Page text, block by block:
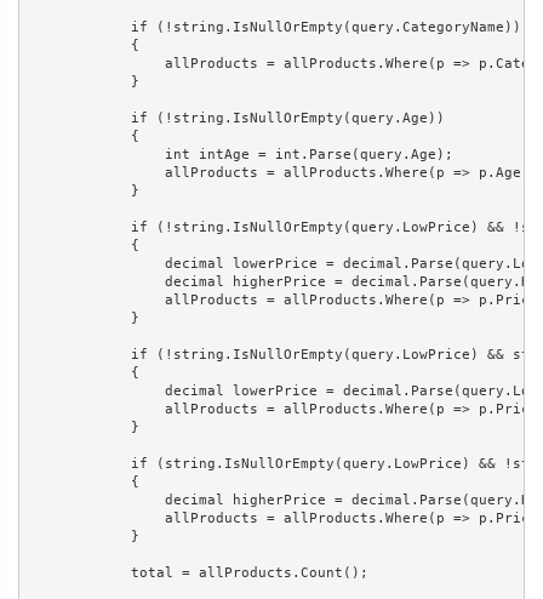
            if (!string.IsNullOrEmpty(query.CategoryName))
            {
allProducts = allProducts.Where(p =>
            }
            if (!string.IsNullOrEmpty(query.Age))
            {
                int intAge = int.Parse(query.Age);
allProducts = allProducts.Where(p => p.Age
            }
if (!string.IsNullOrEmpty(query.LowPrice) &&
            {
decimal lowerPrice =
decimal higherPrice =
allProducts = allProducts.Where(p =>
            }
if (!string.IsNullOrEmpty(query.LowPrice) &&
            {
decimal lowerPrice =
allProducts = allProducts.Where(p =>
            }
if (string.IsNullOrEmpty(query.LowPrice) &&
            {
decimal higherPrice =
allProducts = allProducts.Where(p =>
            }
            total = allProducts.Count();